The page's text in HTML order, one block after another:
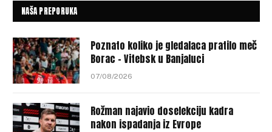
NAŠA PREPORUKA
Poznato koliko je gledalaca pratilo meč
Borac – Vitebsk u Banjaluci
07/08/2026
Rožman najavio doselekciju kadra
nakon ispadanja iz Evrope